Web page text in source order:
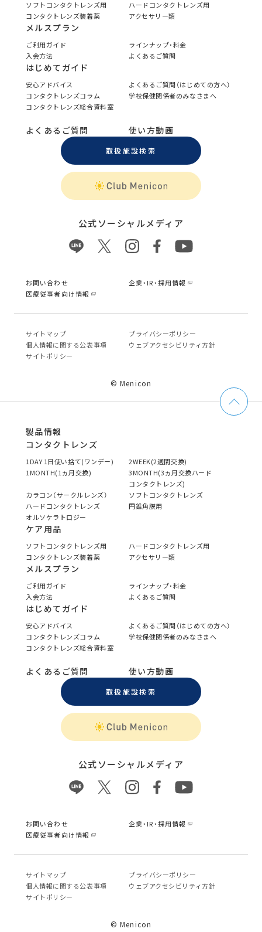
ソフトコンタクトレンズ用
ハードコンタクトレンズ用
コンタクトレンズ装着薬
アクセサリー類
メルスプラン
ご利用ガイド
ラインナップ・料金
入会方法
よくあるご質問
はじめてガイド
安心アドバイス
よくあるご質問（はじめての方へ）
コンタクトレンズコラム
学校保健関係者のみなさまへ
コンタクトレンズ総合資料室
よくあるご質問 使い方動画
取扱施設検索
公式ソーシャルメディア
お問い合わせ
企業・IR・採用情報
医療従事者向け情報
サイトマップ
プライバシーポリシー
個⼈情報に関する公表事項
ウェブアクセシビリティ方針
サイトポリシー
© Menicon
製品情報
コンタクトレンズ
1DAY 1日使い捨て(ワンデー)
2WEEK(2週間交換)
1MONTH(1ヵ月交換)
3MONTH(3ヵ月交換ハード
コンタクトレンズ)
カラコン（サークルレンズ）
ソフトコンタクトレンズ
ハードコンタクトレンズ
円錐角膜用
オルソケラトロジー
ケア用品
ソフトコンタクトレンズ用
ハードコンタクトレンズ用
コンタクトレンズ装着薬
アクセサリー類
メルスプラン
ご利用ガイド
ラインナップ・料金
入会方法
よくあるご質問
はじめてガイド
安心アドバイス
よくあるご質問（はじめての方へ）
コンタクトレンズコラム
学校保健関係者のみなさまへ
コンタクトレンズ総合資料室
よくあるご質問 使い方動画
取扱施設検索
公式ソーシャルメディア
お問い合わせ
企業・IR・採用情報
医療従事者向け情報
サイトマップ
プライバシーポリシー
個⼈情報に関する公表事項
ウェブアクセシビリティ方針
サイトポリシー
© Menicon